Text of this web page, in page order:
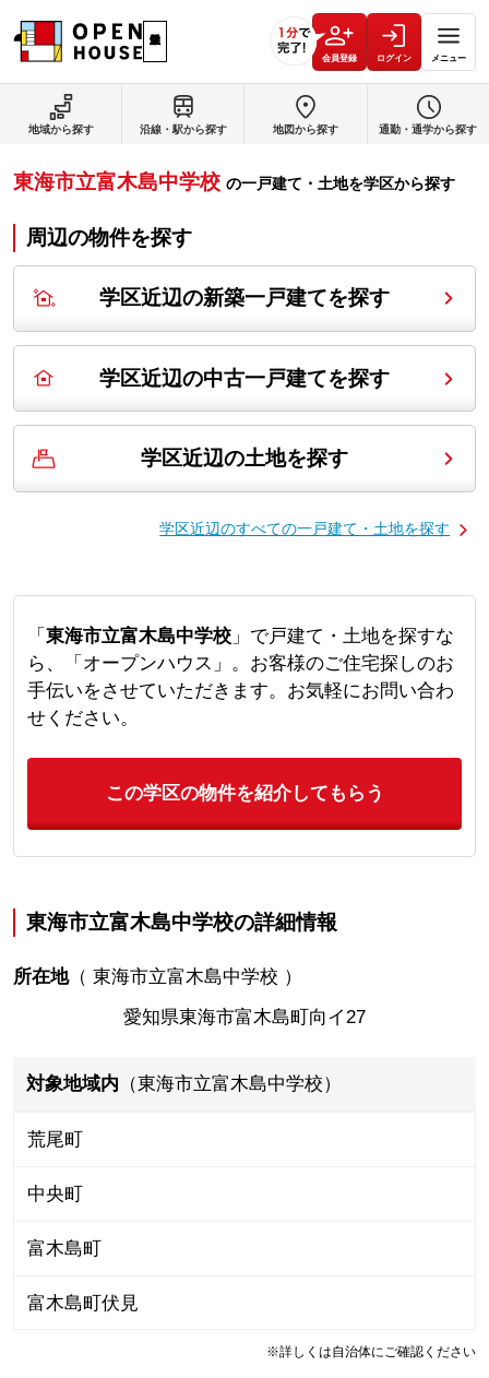
会員登録 ログイン メニュー
地域から探す 沿線・駅から探す 地図から探す 通勤・通学から探す
東海市立富木島中学校 の一戸建て・土地を学区から探す
周辺の物件を探す
学区近辺の新築一戸建てを探す
学区近辺の中古一戸建てを探す
学区近辺の土地を探す
学区近辺のすべての一戸建て・土地を探す
「 東海市立富木島中学校」で戸建て・土地を探すな
ら、「オープンハウス」。お客様のご住宅探しのお
手伝いをさせていただきます。お気軽にお問い合わ
せください。
この学区の物件を紹介してもらう
東海市立富木島中学校の詳細情報
所在地（ 東海市立富木島中学校 ）
愛知県東海市富木島町向イ27
対象地域内 （東海市立富木島中学校）
荒尾町
中央町
富木島町
富木島町伏見
※詳しくは自治体にご確認ください